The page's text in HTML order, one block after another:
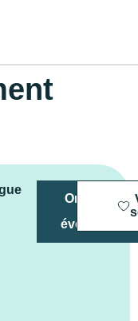
Organiser
évènement